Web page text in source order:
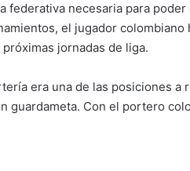
federativa necesaria para
el jugador
próximas jornadas de liga.
era una de las posiciones
guardameta. Con el portero